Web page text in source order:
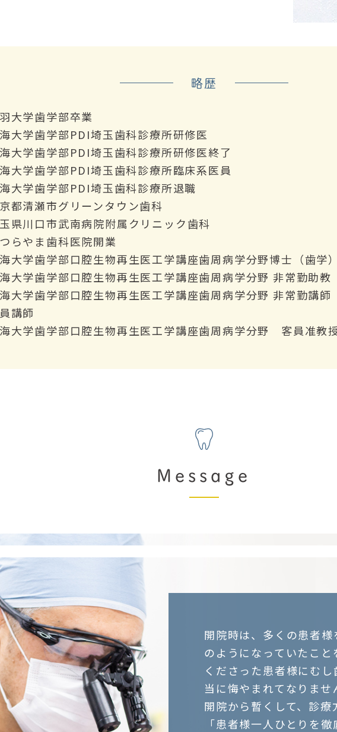
略歴
大学歯学部卒業
大学歯学部PDI埼玉歯科診療所研修医
大学歯学部PDI埼玉歯科診療所研修医終了
大学歯学部PDI埼玉歯科診療所臨床系医員
大学歯学部PDI埼玉歯科診療所退職
都清瀬市グリーンタウン歯科
県川口市武南病院附属クリニック歯科
らやま歯科医院開業
大学歯学部口腔生物再生医工学講座歯周病学分野博士（歯学
大学歯学部口腔生物再生医工学講座歯周病学分野 非常勤助教
大学歯学部口腔生物再生医工学講座歯周病学分野 非常勤講師
講師
大学歯学部口腔生物再生医工学講座歯周病学分野 客員准教
Message
開院時は、多くの患者
のようになっていたこ
くださった患者様にむ
当に悔やまれてなりませ
開院から暫くして、診療
「患者様一人ひとりを